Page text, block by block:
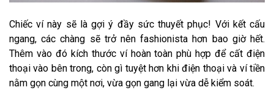
Chiếc ví này sẽ là gợi ý đầy sức thuyết phục! Với kết cấu
ngang, các chàng sẽ trở nên fashionista hơn bao giờ hết.
Thêm vào đó kích thước ví hoàn toàn phù hợp để cất điện
thoại vào bên trong, còn gì tuyệt hơn khi điện thoại và ví tiền
nằm gọn cùng một nơi, vừa gọn gang lại vừa dễ kiểm soát.